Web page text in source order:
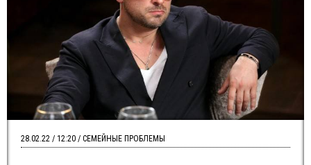
28.02.22 / 12:20 / СЕМЕЙНЫЕ ПРОБЛЕМЫ